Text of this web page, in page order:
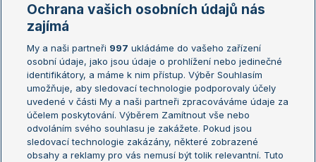
Tak pro mne nebude finále nudné, ale iritující. Protože Kusťjuk s
talířem se mi vůbec, ale vůbec !!! nebude zamlouvat.....
Reagovat
Mac 08.07.2026 17:09
lepčí než gauff...
Reagovat
Ochrana vašich osobních údajů nás
zajímá
My a naši partneři 997 ukládáme do vašeho zařízení
osobní údaje, jako jsou údaje o prohlížení nebo jedinečné
identifikátory, a máme k nim přístup. Výběr Souhlasím
umožňuje, aby sledovací technologie podporovaly účely
uvedené v části My a naši partneři zpracováváme údaje za
účelem poskytování. Výběrem Zamítnout vše nebo
odvoláním svého souhlasu je zakážete. Pokud jsou
sledovací technologie zakázány, některé zobrazené
obsahy a reklamy pro vás nemusí být tolik relevantní. Tuto